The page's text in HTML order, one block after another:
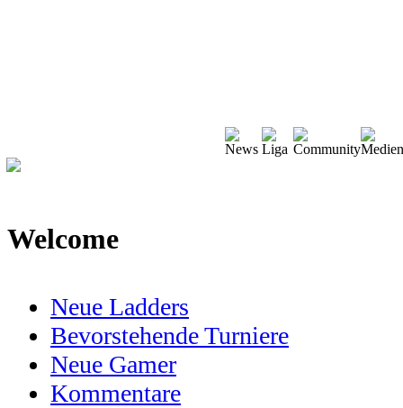
Welcome
Neue Ladders
Bevorstehende Turniere
Neue Gamer
Kommentare